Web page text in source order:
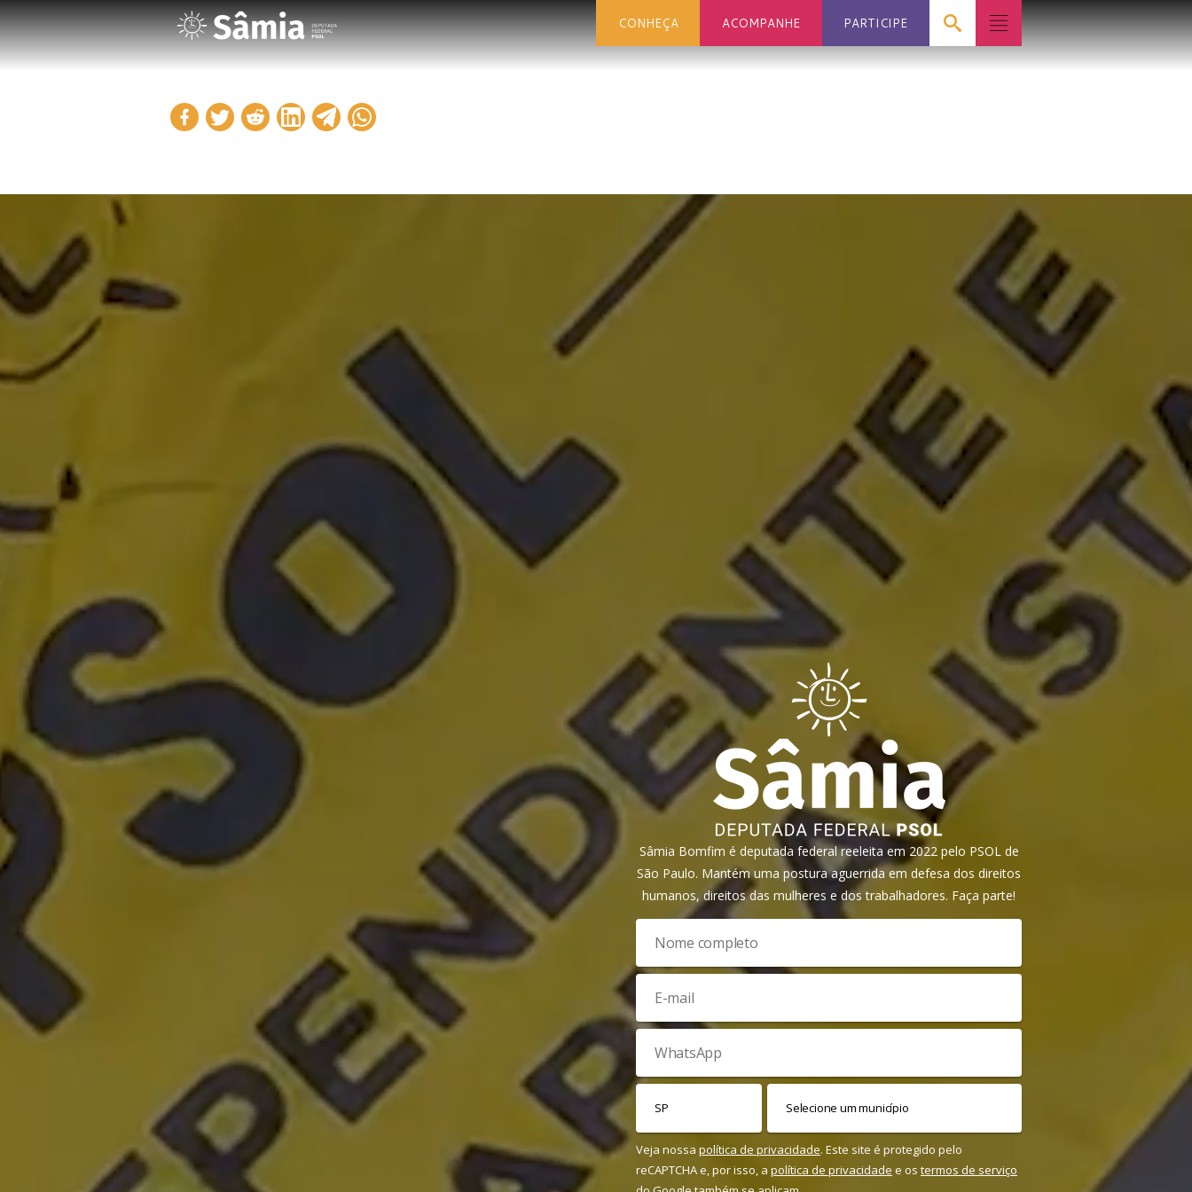
CONHEÇA ACOMPANHE PARTICIPE
Sâmia Bomfim é deputada federal reeleita em 2022 pelo PSOL de
São Paulo. Mantém uma postura aguerrida em defesa dos direitos
humanos, direitos das mulheres e dos trabalhadores. Faça parte!
Veja nossa política de privacidade. Este site é protegido pelo
reCAPTCHA e, por isso, a política de privacidade e os termos de serviço